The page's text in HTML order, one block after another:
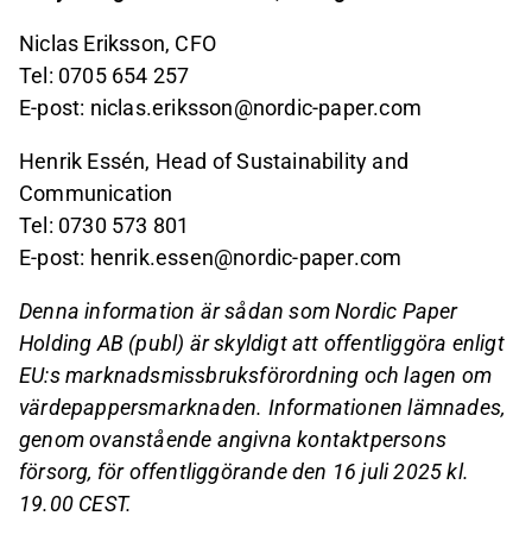
Niclas Eriksson, CFO
Tel: 0705 654 257
E-post: niclas.eriksson@nordic-paper.com
Henrik Essén, Head of Sustainability and
Communication
Tel: 0730 573 801
E-post: henrik.essen@nordic-paper.com
Denna information är sådan som Nordic Paper
Holding AB (publ) är skyldigt att offentliggöra enligt
EU:s marknadsmissbruksförordning och lagen om
värdepappersmarknaden. Informationen lämnades,
genom ovanstående angivna kontaktpersons
försorg, för offentliggörande den 16 juli 2025 kl.
19.00 CEST.